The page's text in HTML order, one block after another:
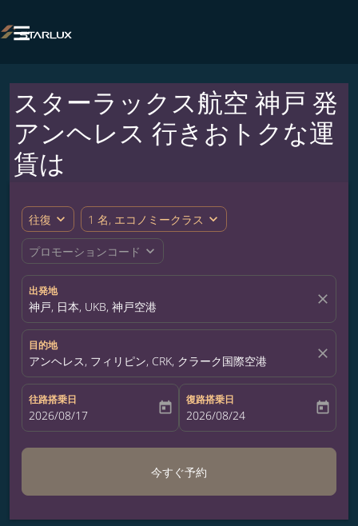

スターラックス航空 神戸 発
アンヘレス 行きおトクな運
賃は
往復 expand_more 1 名, エコノミークラス expand_more
プロモーションコード expand_more
出発地
神戸, 日本, UKB, 神戸空港 close
目的地
アンヘレス, フィリピン, CRK, クラーク国際空港 close
往路搭乗日
fc-booking-departure-date-aria-label
2026/08/17 today
復路搭乗日
fc-booking-return-date-aria-label
2026/08/24 today
今すぐ予約